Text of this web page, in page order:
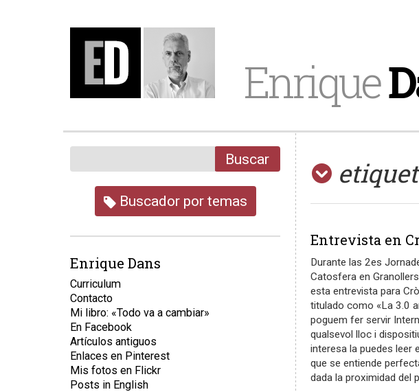
Enrique
Entrevista en
Durante las 2es
Catosfera en
esta entrevista para
titulado como «La 3.0
poguem fer servir
qualsevol lloc i
interesa la puedes leer
que se entiende
dada la proximidad del
Buscar
Buscador por temas
Enrique Dans
Curriculum
Contacto
Mi libro: «Todo va a cambiar»
En Facebook
Artículos antiguos
Enlaces en Pinterest
Mis fotos en Flickr
Posts in English